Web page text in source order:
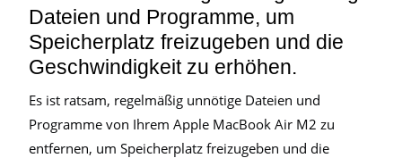
Dateien und Programme, um
Speicherplatz freizugeben und die
Geschwindigkeit zu erhöhen.
Es ist ratsam, regelmäßig unnötige Dateien und
Programme von Ihrem Apple MacBook Air M2 zu
entfernen, um Speicherplatz freizugeben und die